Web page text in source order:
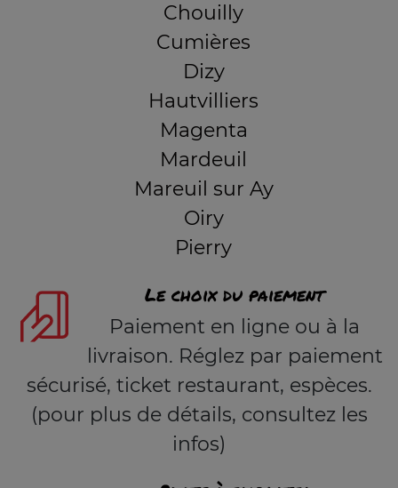
Chouilly
Cumières
Dizy
Hautvilliers
Magenta
Mardeuil
Mareuil sur Ay
Oiry
Pierry
Le choix du paiement
Paiement en ligne ou à la
livraison. Réglez par paiement
sécurisé, ticket restaurant, espèces.
(pour plus de détails, consultez les
infos)